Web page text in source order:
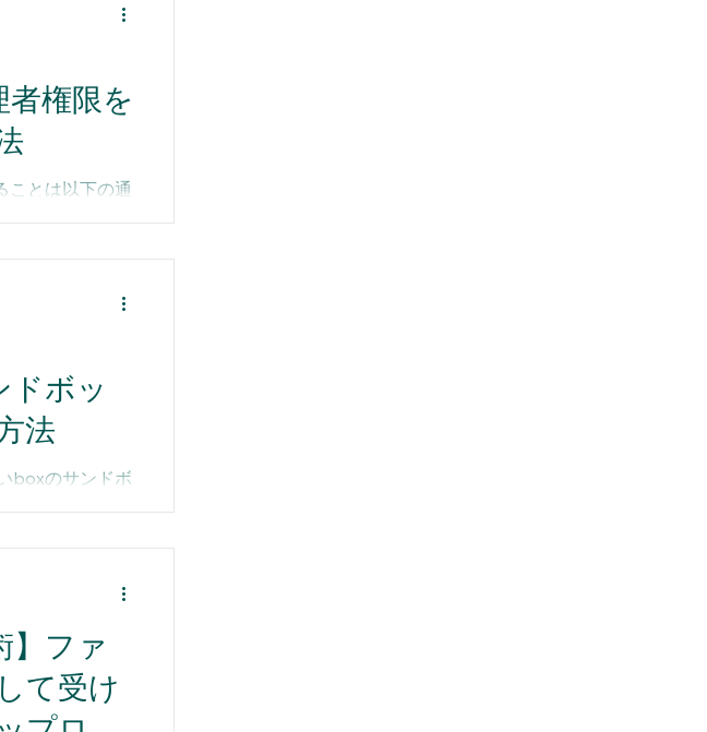
者権限を
ことは以下の通
ウントへのロ
編集 ・レポー
インとなる組
すが、...
ドボッ
法
boxのサンドボ
】ファ
て受け